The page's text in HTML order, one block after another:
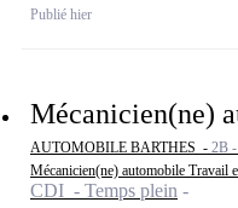
Publié hier
Mécanicien(ne)
AUTOMOBILE BARTHES - 2B
Mécanicien(ne) automobile Travail
CDI - Temps plein